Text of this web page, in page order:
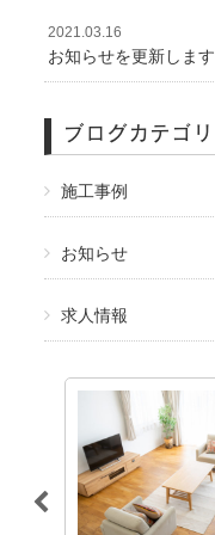
2021.03.16
お知らせを更新します
ブログカテゴリ
施工事例
お知らせ
求人情報